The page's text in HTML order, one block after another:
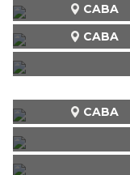
CABA
CABA
CABA